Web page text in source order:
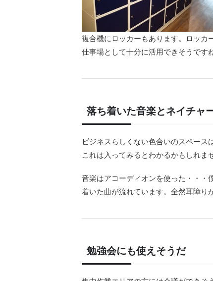
複合機にロッカーもあります。ロッカ
仕事場として十分に活用できそうですね
落ち着いた音楽とネイチャ
ビジネスらしくない色合いのスペース
これは入ってみるとわかるかもしれま
音楽はアコーディオンを使った・・・
着いた曲が流れています。全然耳障り
勉強会にも使えそうだ